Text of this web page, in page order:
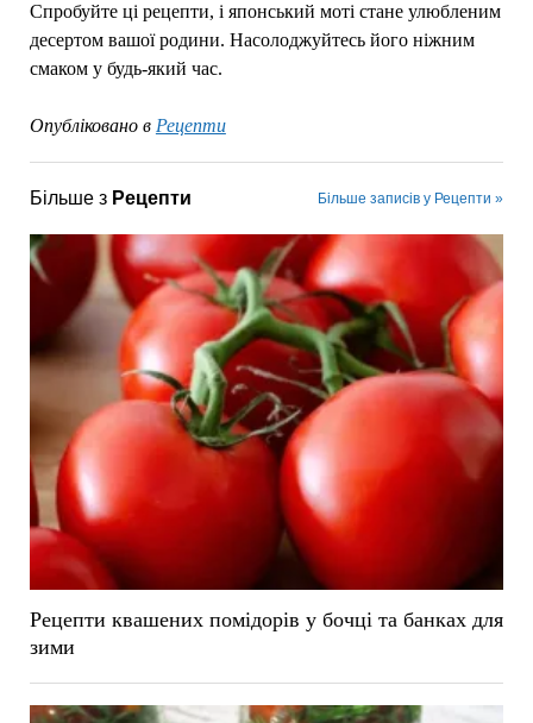
Спробуйте ці рецепти, і японський моті стане улюбленим
десертом вашої родини. Насолоджуйтесь його ніжним
смаком у будь-який час.
Опубліковано в Рецепти
Більше з Рецепти Більше записів у Рецепти »
Рецепти квашених помідорів у бочці та банках для
зими